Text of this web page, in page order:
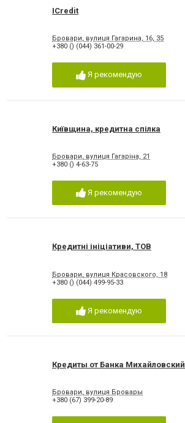
ICredit
Бровари, вулиця Гагарина, 16, 35
+380 () (044) 361-00-29
Я рекомендую
Київщина, кредитна спілка
Бровари, вулиця Гагаріна, 21
+380 () 4-63-75
Я рекомендую
Кредитні ініціативи, ТОВ
Бровари, вулиця Красовского, 18
+380 () (044) 499-95-33
Я рекомендую
Кредиты от Банка Михайловский
Бровари, вулиця Бровары
+380 (67) 399-20-89